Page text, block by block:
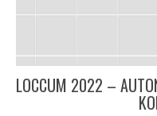
LOCCUM 2022 –